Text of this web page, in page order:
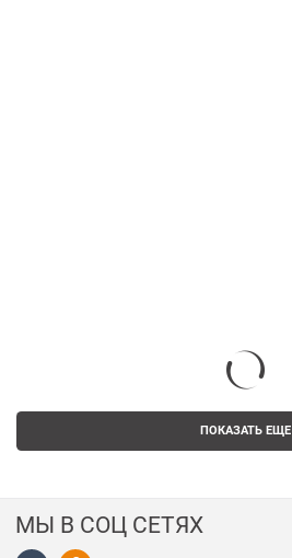
ПОКАЗАТЬ ЕЩЕ
МЫ В СОЦ СЕТЯХ